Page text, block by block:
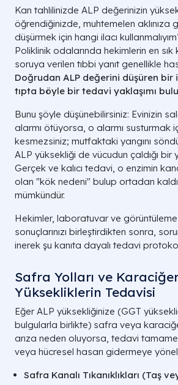
Kan tahlilinizde ALP değerinizin yüksek
öğrendiğinizde, muhtemelen aklınıza
düşürmek için hangi ilacı
Poliklinik odalarında hekimlerin en sık
soruya verilen tıbbi yanıt genellikle
Doğrudan ALP değerini düşüren
tıpta böyle bir tedavi yaklaşımı
Bunu şöyle düşünebilirsiniz: Evinizin
alarmı ötüyorsa, o alarmı susturmak
kesmezsiniz; mutfaktaki yangını
ALP yüksekliği de vücudun çaldığı bir
Gerçek ve kalıcı tedavi, o enzimin
olan "kök nedeni" bulup ortadan
mümkündür.
Hekimler, laboratuvar ve
sonuçlarınızı birleştirdikten sonra,
inerek şu kanıta dayalı tedavi
Safra Yolları ve
Yüksekliklerin Tedavisi
Eğer ALP yüksekliğinize (GGT
bulgularla birlikte) safra veya
arıza neden oluyorsa, tedavi tamamen
veya hücresel hasarı gidermeye
Safra Kanalı Tıkanıklıkları (Taş